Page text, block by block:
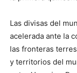
Las divisas del
acelerada ante la
las fronteras
y territorios del